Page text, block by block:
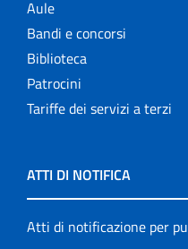
Aule
Bandi e concorsi
Biblioteca
Patrocini
Tariffe dei servizi a terzi
ATTI DI NOTIFICA
Atti di notificazione per